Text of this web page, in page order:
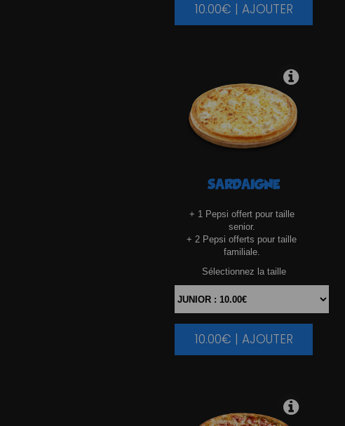
|
10.00€ | AJOUTER
SARDAIGNE
+ 1 Pepsi offert pour taille
senior.
+ 2 Pepsi offerts pour taille
familiale.
Sélectionnez la taille
|
10.00€ | AJOUTER